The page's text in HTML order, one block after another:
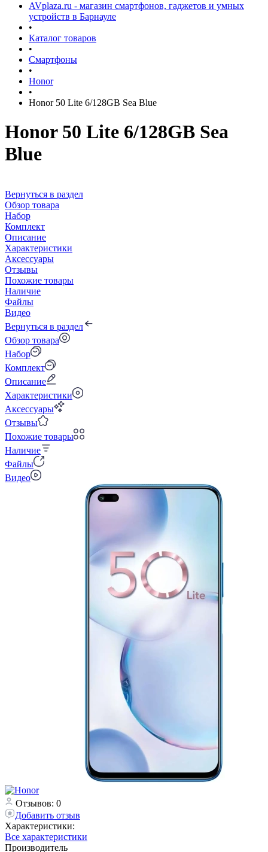
AVplaza.ru - магазин смартфонов, гаджетов и умных
устройств в Барнауле
•
Каталог товаров
•
Смартфоны
•
Honor
•
Honor 50 Lite 6/128GB Sea Blue
Honor 50 Lite 6/128GB Sea
Blue
Вернуться в раздел
Обзор товара
Набор
Комплект
Описание
Характеристики
Аксессуары
Отзывы
Похожие товары
Наличие
Файлы
Видео
Вернуться в раздел
Обзор товара
Набор
Комплект
Описание
Характеристики
Аксессуары
Отзывы
Похожие товары
Наличие
Файлы
Видео
Отзывов: 0
Добавить отзыв
Характеристики:
Все характеристики
Производитель